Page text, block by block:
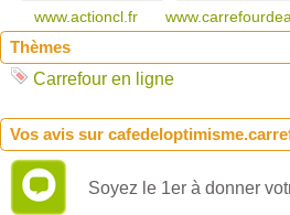
www.actioncl.fr
Thèmes
Carrefour en ligne
Vos avis sur
Soyez le 1er à donner